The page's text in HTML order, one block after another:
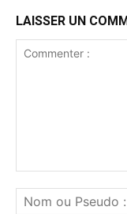
LAISSER UN